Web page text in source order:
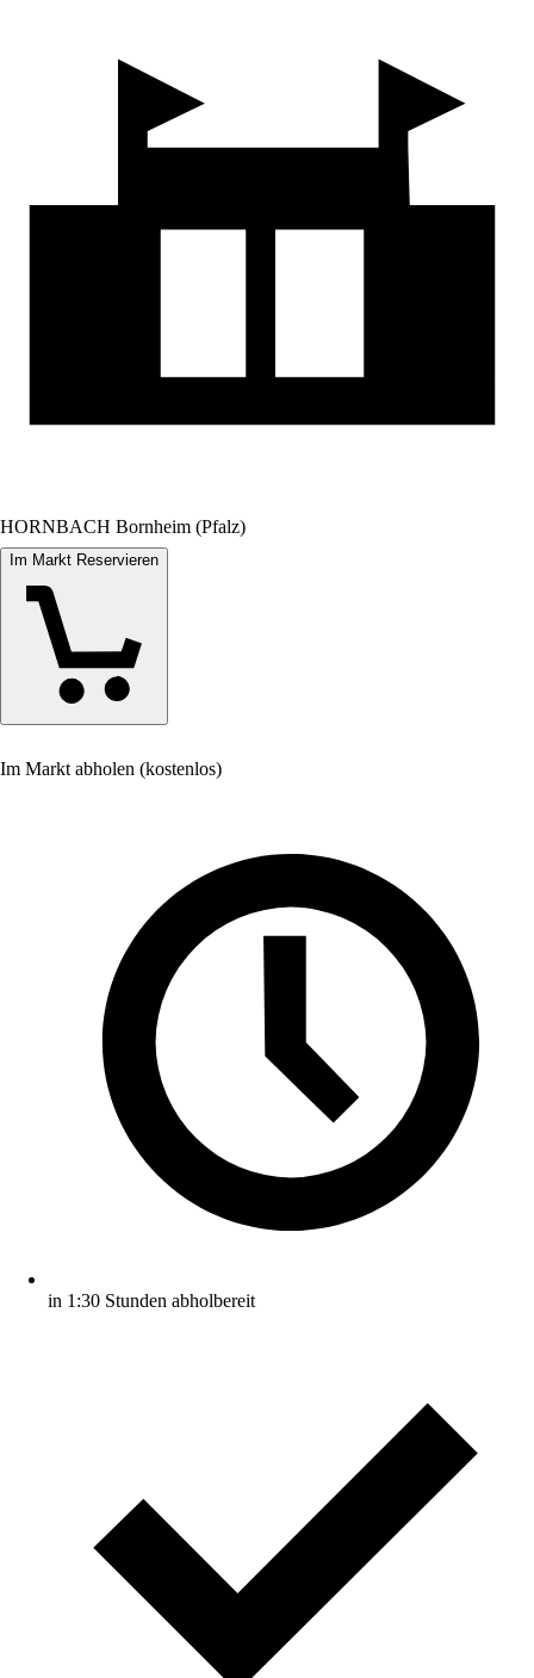
HORNBACH Bornheim (Pfalz)
Im Markt Reservieren
Im Markt abholen (kostenlos)
in 1:30 Stunden abholbereit